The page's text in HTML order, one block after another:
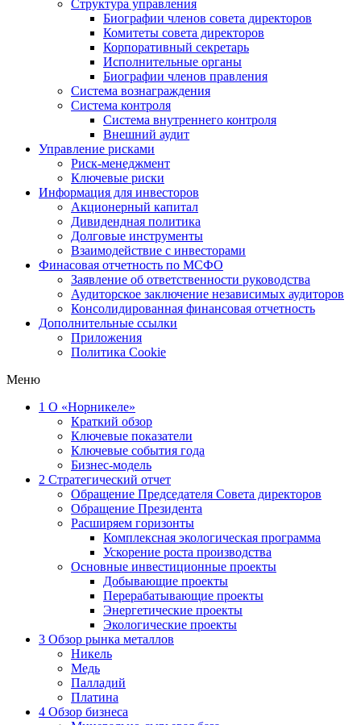
Структура управления
Биографии членов совета директоров
Комитеты совета директоров
Корпоративный секретарь
Исполнительные органы
Биографии членов правления
Система вознаграждения
Система контроля
Система внутреннего контроля
Внешний аудит
Управление рисками
Риск-менеджмент
Ключевые риски
Информация для инвесторов
Акционерный капитал
Дивидендная политика
Долговые инструменты
Взаимодействие с инвеcторами
Финасовая отчетность по МСФО
Заявление об ответственности руководства
Аудиторское заключение независимых аудиторов
Консолидированная финансовая отчетность
Дополнительные ссылки
Приложения
Политика Cookie
Меню
1 О «Норникеле»
Краткий обзор
Ключевые показатели
Ключевые события года
Бизнес-модель
2 Стратегический отчет
Обращение Председателя Совета директоров
Обращение Президента
Расширяем горизонты
Комплексная экологическая программа
Ускорение роста производства
Основные инвестиционные проекты
Добывающие проекты
Перерабатывающие проекты
Энергетические проекты
Экологические проекты
3 Обзор рынка металлов
Никель
Медь
Палладий
Платина
4 Обзор бизнеса